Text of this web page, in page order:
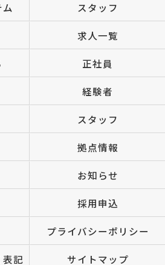
スタッフ
求人一覧
正社員
経験者
スタッフ
拠点情報
お知らせ
採用申込
プライバシーポリシー
記 サイトマップ